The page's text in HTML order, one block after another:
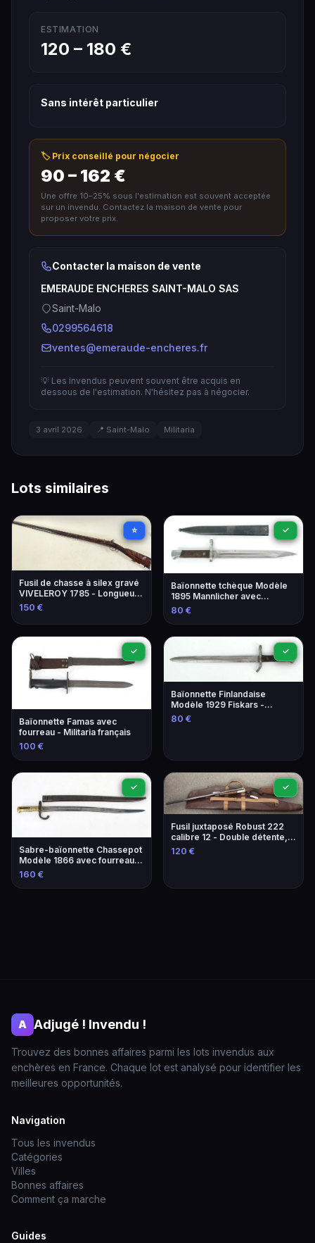
ESTIMATION
120 – 180 €
Sans intérêt particulier
🏷️ Prix conseillé pour négocier
90 – 162 €
Une offre 10–25% sous l'estimation est souvent acceptée
sur un invendu. Contactez la maison de vente pour
proposer votre prix.
Contacter la maison de vente
EMERAUDE ENCHERES SAINT-MALO SAS
Saint-Malo
0299564618
ventes@emeraude-encheres.fr
💡 Les invendus peuvent souvent être acquis en
dessous de l'estimation. N'hésitez pas à négocier.
3 avril 2026 📍 Saint-Malo Militaria
Lots similaires
⭐
Fusil de chasse à silex gravé
VIVELEROY 1785 - Longueur
130,5 cm
150 €
✓
Baïonnette tchèque Modèle
1895 Mannlicher avec
fourreau - Militaria
80 €
✓
Baïonnette Famas avec
fourreau - Militaria français
100 €
✓
Baïonnette Finlandaise
Modèle 1929 Fiskars -
Plaquettes Bois,
80 €
✓
Sabre-baïonnette Chassepot
Modèle 1866 avec fourreau -
Manufacture d'armes de Saint
160 €
✓
Fusil juxtaposé Robust 222
calibre 12 - Double détente,
canon lisse 76cm
120 €
A Adjugé ! Invendu !
Trouvez des bonnes affaires parmi les lots invendus aux
enchères en France. Chaque lot est analysé pour identifier les
meilleures opportunités.
Navigation
Tous les invendus
Catégories
Villes
Bonnes affaires
Comment ça marche
Guides